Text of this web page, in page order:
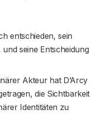
entschieden, sein
seine Entscheidung
Akteur hat D’Arcy
die Sichtbarkeit
Identitäten zu